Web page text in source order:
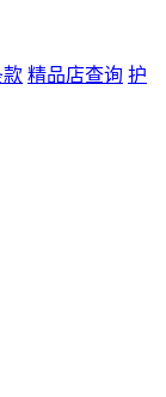
款 精品店查询 护